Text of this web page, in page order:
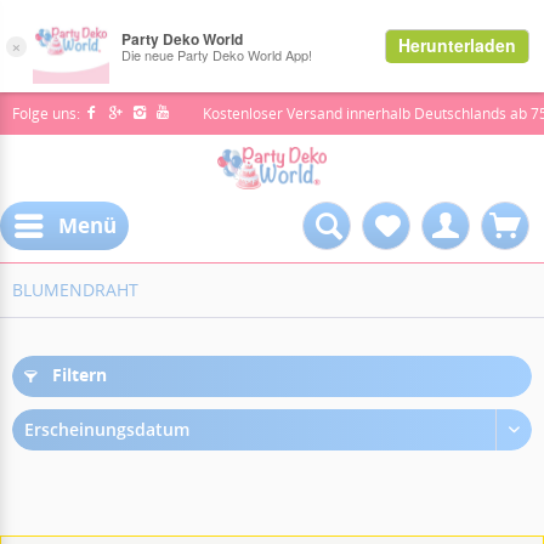
Folge uns: Kostenloser Versand innerhalb Deutschlands ab
Menü
BLUMENDRAHT
Filtern
Erscheinungsdatum